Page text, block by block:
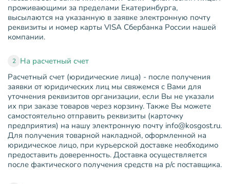
проживающими за пределами Екатеринбурга,
высылаются на указанную в заявке электронную почту
реквизиты и номер карты VISA Сбербанка России нашей
компании.
2 На расчетный счет
Расчетный счет (юридические лица) - после получения
заявки от юридических лиц мы свяжемся с Вами для
уточнения реквизитов организации, если Вы не указали
их при заказе товаров через корзину. Также Вы можете
самостоятельно отправить реквизиты (карточку
предприятия) на нашу электронную почту info@kosgost.ru.
Для получения товарной накладной, оформленной на
юридическое лицо, при курьерской доставке необходимо
предоставить доверенность. Доставка осуществляется
после фактического получения средств на р/с поставщика.